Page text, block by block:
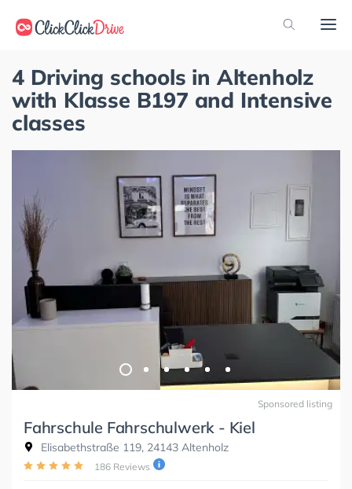
4 Driving schools in Altenholz
with Klasse B197 and Intensive
classes
Sponsored listing
Fahrschule Fahrschulwerk - Kiel
Elisabethstraße 119, 24143 Altenholz
186 Reviews